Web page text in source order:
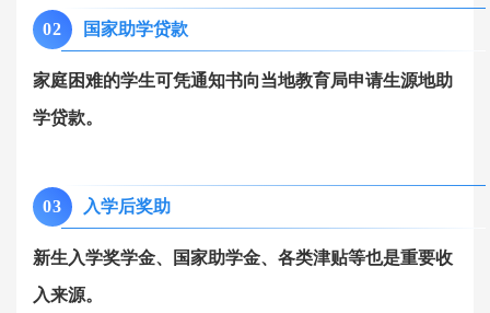
02 国家助学贷款
家庭困难的学生可凭通知书向当地教育局申请生源地助
学贷款。
03 入学后奖助
新生入学奖学金、国家助学金、各类津贴等也是重要收
入来源。